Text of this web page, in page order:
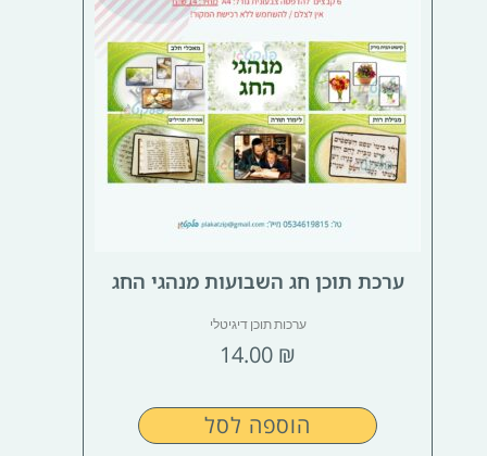
ערכת תוכן חג השבועות מנהגי החג
ערכות תוכן דיגיטלי
14.00 ₪
הוספה לסל